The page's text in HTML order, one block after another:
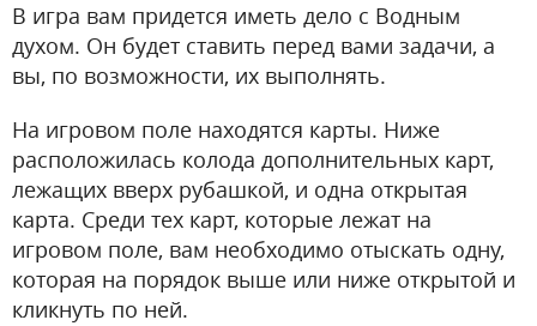
В игра вам придется иметь дело с Водным
духом. Он будет ставить перед вами задачи, а
вы, по возможности, их выполнять.
На игровом поле находятся карты. Ниже
расположилась колода дополнительных карт,
лежащих вверх рубашкой, и одна открытая
карта. Среди тех карт, которые лежат на
игровом поле, вам необходимо отыскать одну,
которая на порядок выше или ниже открытой и
кликнуть по ней.